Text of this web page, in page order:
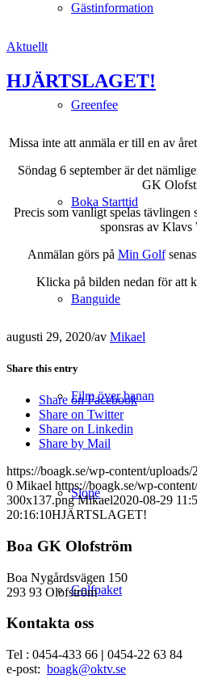
Gästinformation
Greenfee
Boka Starttid
Banguide
Film över banan
Slope
Golfpaket
Aktuellt
HJÄRTSLAGET!
Missa inte att anmäla er till en av
Söndag 6 september är det
GK
Precis som vanligt spelas tävlingen
sponsras av
Anmälan görs på Min Golf
Klicka på bilden nedan för att
augusti 29, 2020/av Mikael
Share this entry
Share on Facebook
Share on Twitter
Share on Linkedin
Share by Mail
https://boagk.se/wp-content/
0 Mikael https://boagk.se/wp-
300x137.png Mikael2020-08-29
20:16:10HJÄRTSLAGET!
Boa GK Olofström
Boa Nygårdsvägen 150
293 93 Olofström
Kontakta oss
Tel : 0454-433 66 | 0454-22 63 84
e-post: boagk@oktv.se